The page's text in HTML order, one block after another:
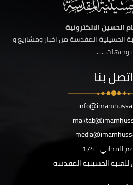
الحسين الالكترونية
الحسينية المقدسة من اخبار ومشاريع و
توجيهات ......
اتصل بنا
المجاني 174
للعتبة الحسينية المقدسة